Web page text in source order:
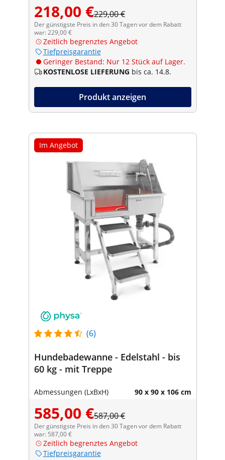
218,00 €229,00 €
Der günstigste Preis in den 30 Tagen vor dem Rabatt
war: 229,00 €
Zeitlich begrenztes Angebot
Tiefpreisgarantie
Geringer Bestand: Nur 12 Stück auf Lager.
KOSTENLOSE LIEFERUNG bis ca. 14.8.
Produkt anzeigen
Im Angebot
(6)
Hundebadewanne - Edelstahl - bis
60 kg - mit Treppe
Abmessungen (LxBxH) 90 x 90 x 106 cm
585,00 €587,00 €
Der günstigste Preis in den 30 Tagen vor dem Rabatt
war: 587,00 €
Zeitlich begrenztes Angebot
Tiefpreisgarantie